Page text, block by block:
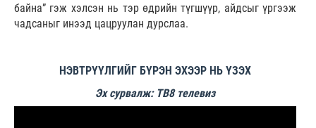
байна” гэж хэлсэн нь тэр өдрийн түгшүүр, айдсыг үргээж
чадсаныг инээд цацруулан дурслаа.
НЭВТРҮҮЛГИЙГ БҮРЭН ЭХЭЭР НЬ ҮЗЭХ
Эх сурвалж: ТВ8 телевиз